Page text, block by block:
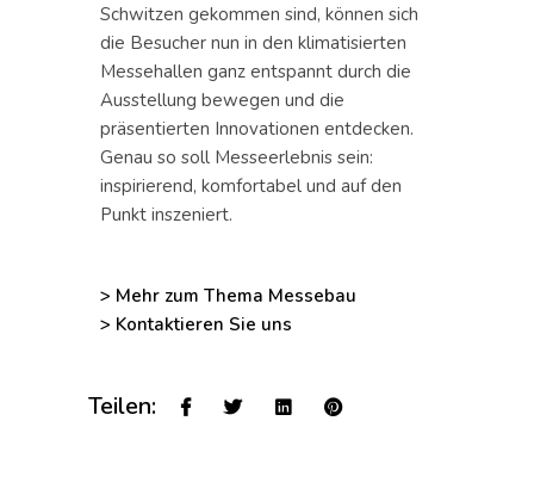
Schwitzen gekommen sind, können sich
die Besucher nun in den klimatisierten
Messehallen ganz entspannt durch die
Ausstellung bewegen und die
präsentierten Innovationen entdecken.
Genau so soll Messeerlebnis sein:
inspirierend, komfortabel und auf den
Punkt inszeniert.
> Mehr zum Thema Messebau
> Kontaktieren Sie uns
Teilen: